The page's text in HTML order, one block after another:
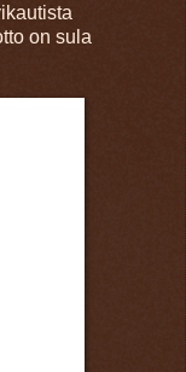
on sula